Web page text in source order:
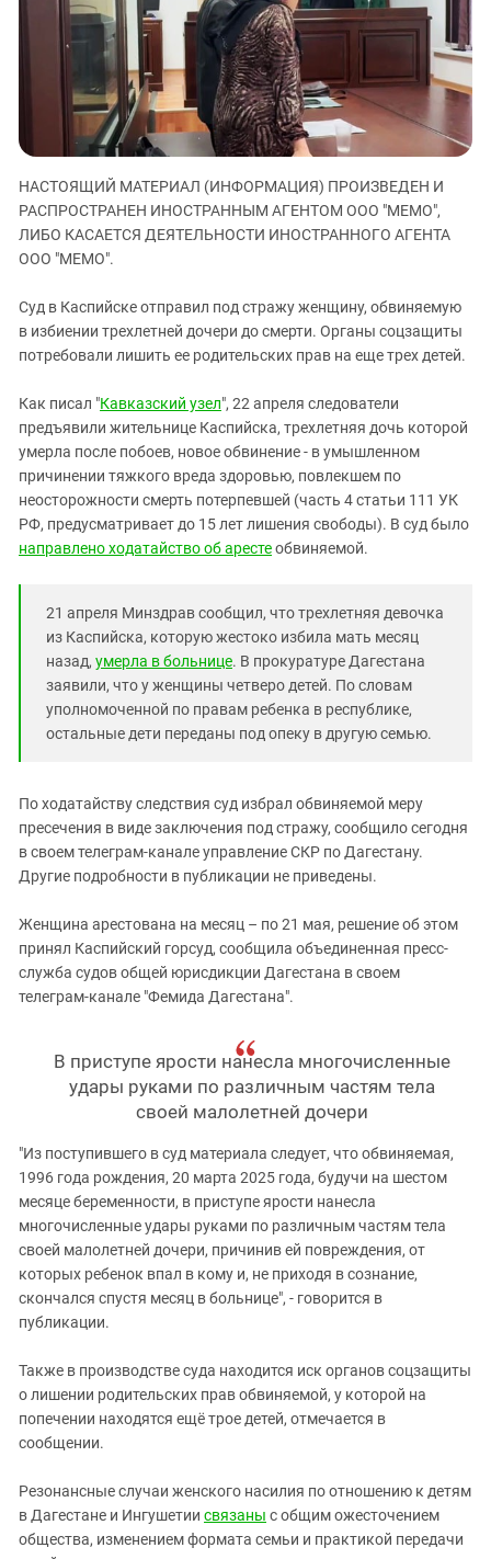
ЗАСТАВЛЯЕТ
КАВКАЗ ЗА ПАЛЕСТИНУ
ИНАКОМЫСЛИЕ В ЧЕЧНЕ
ПРЕСЛЕДОВАНИЕ АКТИВИСТОВ
МОБИЛИЗАЦИЯ И ПРОТЕСТЫ
Дагестан
Ингушетия
Кабардино-Балкария
Калмыкия
Карачаево-Черкесия
Краснодарский край
Российская Федерация
Северная Осетия - Алания
СКФО
Чечня
Южная Осетия
Южный Кавказ
ЮФО
НАСТОЯЩИЙ МАТЕРИАЛ (ИНФОРМАЦИЯ) ПРОИЗВЕДЕН И
РАСПРОСТРАНЕН ИНОСТРАННЫМ АГЕНТОМ ООО "МЕМО",
ЛИБО КАСАЕТСЯ ДЕЯТЕЛЬНОСТИ ИНОСТРАННОГО АГЕНТА
ООО "МЕМО".
Суд в Каспийске отправил под стражу женщину, обвиняемую
в избиении трехлетней дочери до смерти. Органы соцзащиты
потребовали лишить ее родительских прав на еще трех детей.
Как писал "Кавказский узел", 22 апреля следователи
предъявили жительнице Каспийска, трехлетняя дочь которой
умерла после побоев, новое обвинение - в умышленном
причинении тяжкого вреда здоровью, повлекшем по
неосторожности смерть потерпевшей (часть 4 статьи 111 УК
РФ, предусматривает до 15 лет лишения свободы). В суд было
направлено ходатайство об арестеобвиняемой.
21 апреля Минздрав сообщил, что трехлетняя девочка
из Каспийска, которую жестоко избила мать месяц
назад, умерла в больнице. В прокуратуре Дагестана
заявили, что у женщины четверо детей. По словам
уполномоченной по правам ребенка в республике,
остальные дети переданы под опеку в другую семью.
По ходатайству следствия суд избрал обвиняемой меру
пресечения в виде заключения под стражу, сообщило сегодня
в своем телеграм-канале управление СКР по Дагестану.
Другие подробности в публикации не приведены.
Женщина арестована на месяц – по 21 мая, решение об этом
принял Каспийский горсуд, сообщила объединенная пресс-
служба судов общей юрисдикции Дагестана в своем
телеграм-канале "Фемида Дагестана".
В приступе ярости нанесла многочисленные
удары руками по различным частям тела
своей малолетней дочери
"Из поступившего в суд материала следует, что обвиняемая,
1996 года рождения, 20 марта 2025 года, будучи на шестом
месяце беременности, в приступе ярости нанесла
многочисленные удары руками по различным частям тела
своей малолетней дочери, причинив ей повреждения, от
которых ребенок впал в кому и, не приходя в сознание,
скончался спустя месяц в больнице", - говорится в
публикации.
Также в производстве суда находится иск органов соцзащиты
о лишении родительских прав обвиняемой, у которой на
попечении находятся ещё трое детей, отмечается в
сообщении.
Резонансные случаи женского насилия по отношению к детям
в Дагестане и Ингушетии связаны с общим ожесточением
общества, изменением формата семьи и практикой передачи